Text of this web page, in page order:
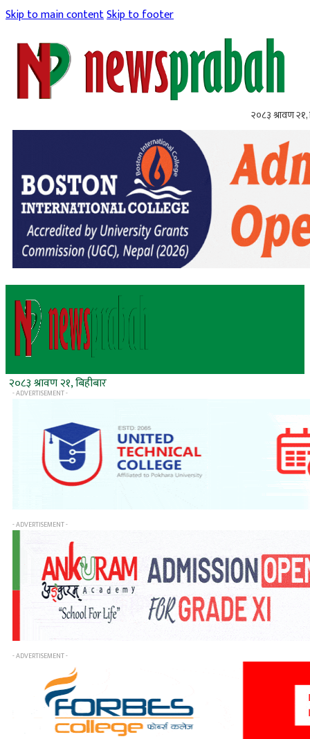
Skip to main contentSkip to footer
२०८३ श्रावण २१,
२०८३ श्रावण २१, बिहीबार
- ADVERTISEMENT -
- ADVERTISEMENT -
- ADVERTISEMENT -